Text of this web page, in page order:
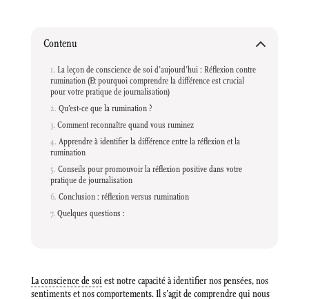
Contenu
La leçon de conscience de soi d’aujourd’hui : Réflexion contre
rumination (Et pourquoi comprendre la différence est crucial
pour votre pratique de journalisation)
Qu’est-ce que la rumination ?
Comment reconnaître quand vous ruminez
Apprendre à identifier la différence entre la réflexion et la
rumination
Conseils pour promouvoir la réflexion positive dans votre
pratique de journalisation
Conclusion : réflexion versus rumination
Quelques questions :
La conscience de soiest notre capacité à identifier nos pensées, nos
sentiments et nos comportements. Il s’agit de comprendre qui nous